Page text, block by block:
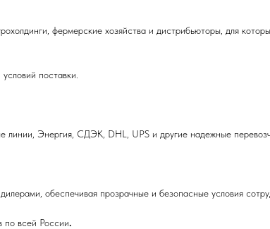
фермерские хозяйства и дистрибьюторы, для
поставки.
Энергия, СДЭК, DHL, UPS и другие надежные
обеспечивая прозрачные и безопасные условия
по всей России.